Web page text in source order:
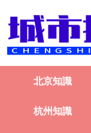
北京知識
杭州知識